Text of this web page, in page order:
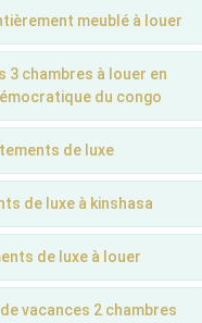
meublé à louer
3 chambres à louer en
du congo
de luxe
de luxe à kinshasa
de luxe à louer
vacances 2 chambres